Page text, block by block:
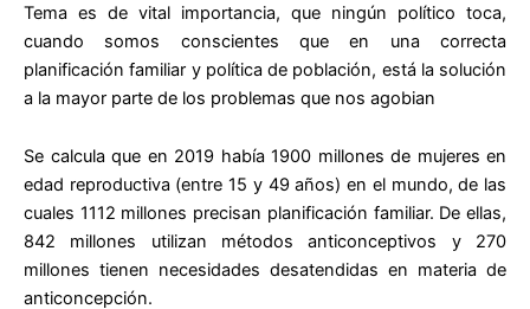
Tema es de vital importancia, que ningún político toca,
cuando somos conscientes que en una correcta
planificación familiar y política de población, está la solución
a la mayor parte de los problemas que nos agobian
Se calcula que en 2019 había 1900 millones de mujeres en
edad reproductiva (entre 15 y 49 años) en el mundo, de las
cuales 1112 millones precisan planificación familiar. De ellas,
842 millones utilizan métodos anticonceptivos y 270
millones tienen necesidades desatendidas en materia de
anticoncepción.